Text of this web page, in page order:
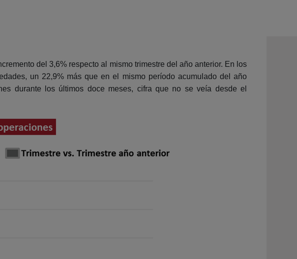
del 3,6% respecto al mismo trimestre del año anterior. En los
un 22,9% más que en el mismo período acumulado del año
durante los últimos doce meses, cifra que no se veía desde el